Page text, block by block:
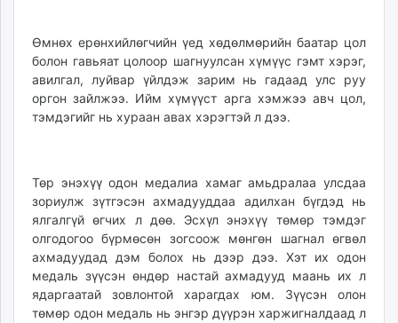
Өмнөх ерөнхийлөгчийн үед хөдөлмөрийн баатар цол
болон гавьяат цолоор шагнуулсан хүмүүс гэмт хэрэг,
авилгал, луйвар үйлдэж зарим нь гадаад улс руу
оргон зайлжээ. Ийм хүмүүст арга хэмжээ авч цол,
тэмдэгийг нь хураан авах хэрэгтэй л дээ.
Төр энэхүү одон медалиа хамаг амьдралаа улсдаа
зориулж зүтгэсэн ахмадууддаа адилхан бүгдэд нь
ялгалгүй өгчих л дөө. Эсхүл энэхүү төмөр тэмдэг
олгодогоо бүрмөсөн зогсоож мөнгөн шагнал өгвөл
ахмадуудад дэм болох нь дээр дээ. Хэт их одон
медаль зүүсэн өндөр настай ахмадууд маань их л
ядаргаатай зовлонтой харагдах юм. Зүүсэн олон
төмөр одон медаль нь энгэр дүүрэн харжигналдаад л